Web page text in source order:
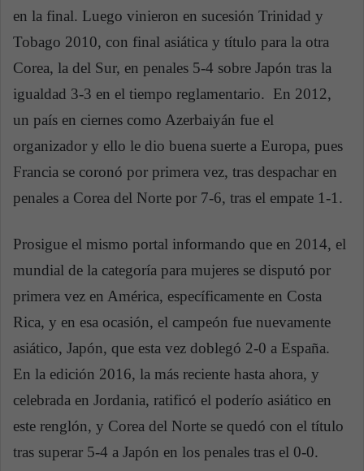
en la final. Luego vinieron en sucesión Trinidad y
Tobago 2010, con final asiática y título para la otra
Corea, la del Sur, en penales 5-4 sobre Japón tras la
igualdad 3-3 en el tiempo reglamentario. En 2012,
un país en ciernes como Azerbaiyán fue el
organizador y ello le dio buena suerte a Europa, pues
Francia se coronó por primera vez, tras despachar en
penales a Corea del Norte por 7-6, tras el empate 1-1.
Prosigue el mismo portal informando que en 2014, el
mundial de la categoría para mujeres se disputó por
primera vez en América, específicamente en Costa
Rica, y en esa ocasión, el campeón fue nuevamente
asiático, Japón, que esta vez doblegó 2-0 a España.
En la edición 2016, la más reciente hasta ahora, y
celebrada en Jordania, ratificó el poderío asiático en
este renglón, y Corea del Norte se quedó con el título
tras superar 5-4 a Japón en los penales tras el 0-0.